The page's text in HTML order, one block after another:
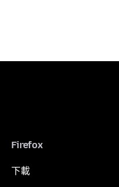
Firefox
下載